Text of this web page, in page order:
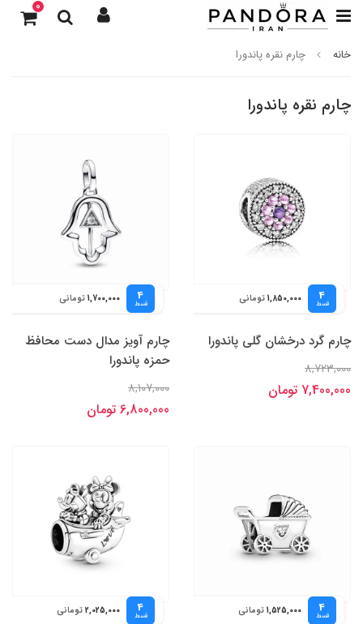
0
خانه چارم نقره پاندورا
چارم نقره پاندورا
4
قسط 1,850,000 تومانی
چارم گرد درخشان گلی پاندورا
8,723,000
7,400,000 تومان
4
قسط 1,700,000 تومانی
چارم آویز مدال دست محافظ
حمزه پاندورا
8,107,000
6,800,000 تومان
4
قسط 1,525,000 تومانی 4
قسط 2,025,000 تومانی